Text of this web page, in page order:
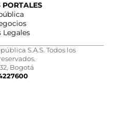
PORTALES
Legales
S.A.S. Todos los
Bogotá